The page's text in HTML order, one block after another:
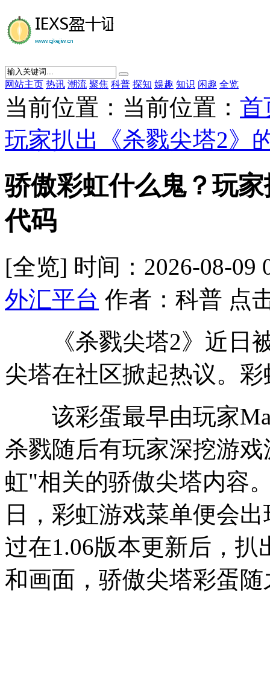
网站主页 热讯 潮流 聚焦 科普 探知 娱趣 知识 闲趣 全览
当前位置：当前位置： 首
玩家扒出《杀戮尖塔2》
骄傲彩虹什么鬼？玩
代码
[全览] 时间：2026-08-09
外汇平台 作者：科普 点
《杀戮尖塔2》近日被
尖塔在社区掀起热议。彩
该彩蛋最早由玩家
杀戮随后有玩家深挖游
虹"相关的骄傲尖塔内容
日，彩虹游戏菜单便会
过在1.06版本更新后，
和画面，骄傲尖塔彩蛋